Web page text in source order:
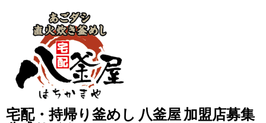
宅配・持帰り釜めし 八釜屋 加盟店募集